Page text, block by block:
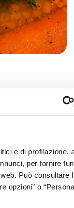
e di profilazione,
per fornire
Può consultare
opzioni” o
conditeli
IGP.
i ceci, quindi
Mortadella